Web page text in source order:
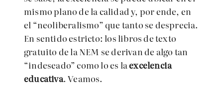
mismo plano de la calidad y, por ende, en
el “neoliberalismo” que tanto se desprecia.
En sentido estricto: los libros de texto
gratuito de la NEM se derivan de algo tan
“indeseado” como lo es laexcelencia
educativa. Veamos.